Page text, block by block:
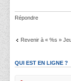
Répondre
Revenir à « %s »
QUI EST EN LIGNE ?